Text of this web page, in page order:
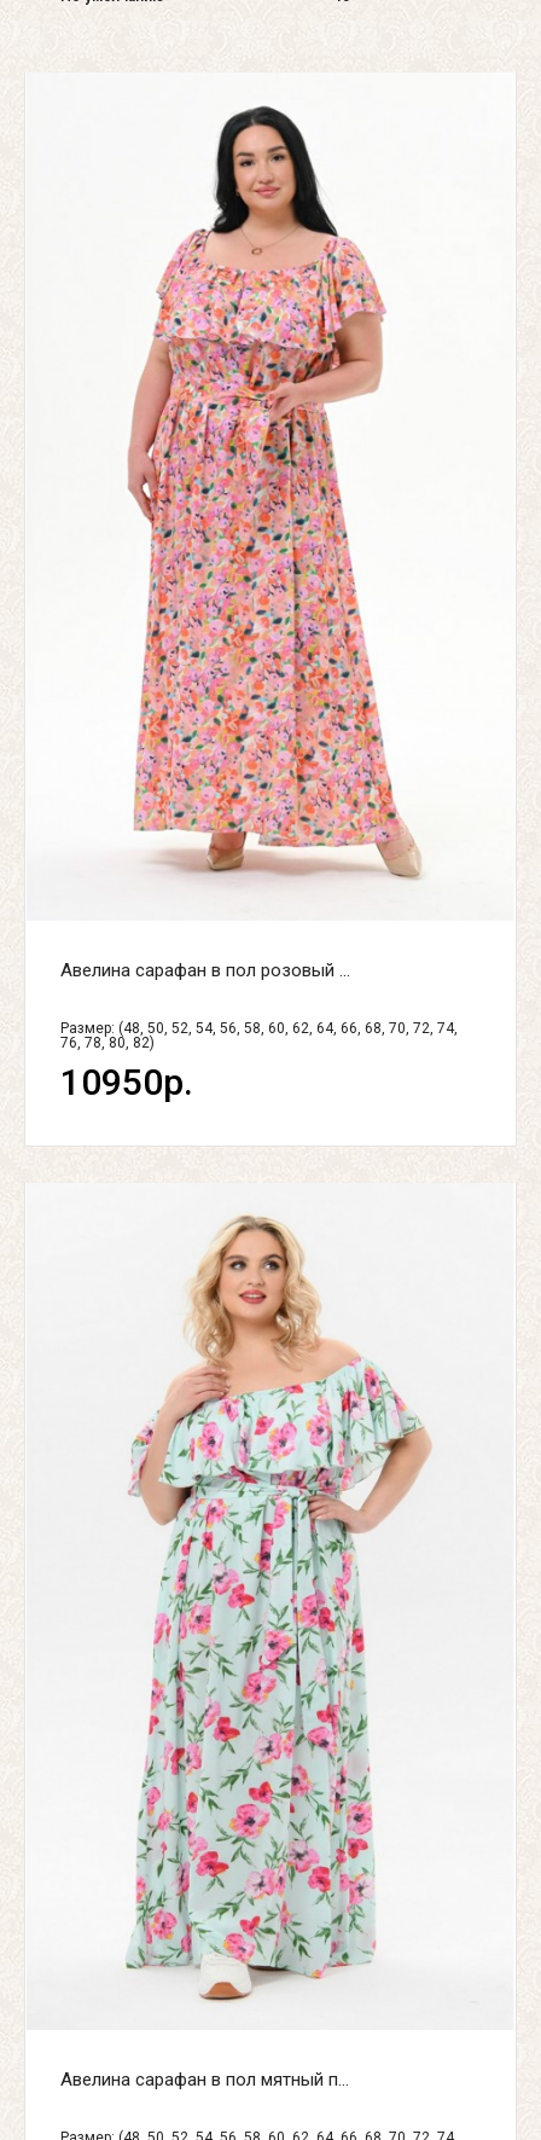
Авелина сарафан в пол розовый ...
Размер: (48, 50, 52, 54, 56, 58, 60, 62, 64, 66, 68, 70, 72, 74,
76, 78, 80, 82)
10950р.
Авелина сарафан в пол мятный п...